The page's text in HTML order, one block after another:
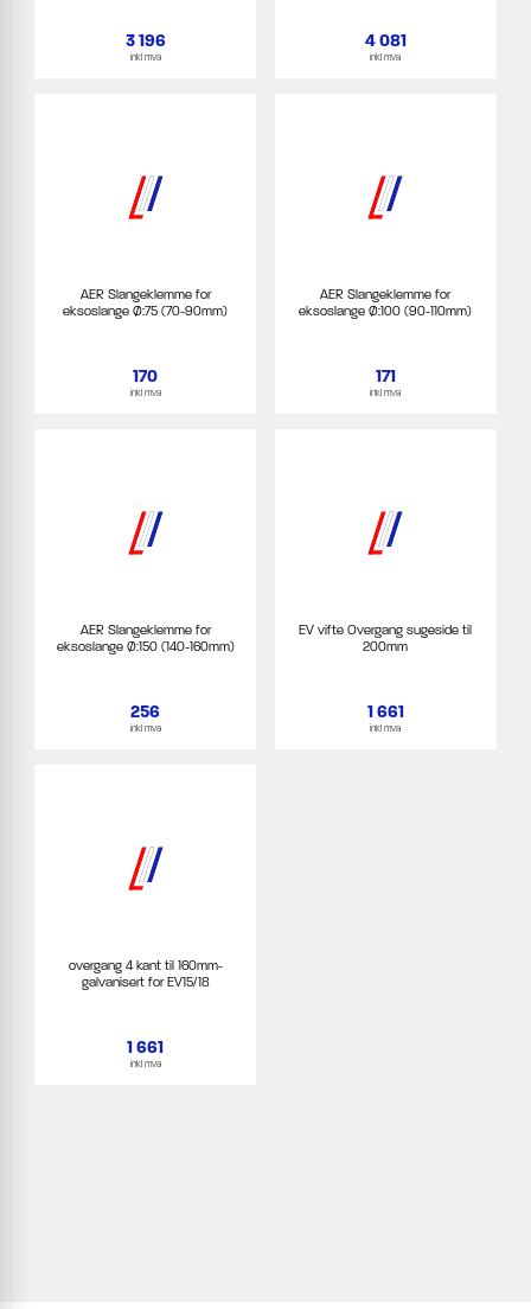
3 196
inkl mva
4 081
inkl mva
AER Slangeklemme for
eksoslange Ø:75 (70-90mm)
170
inkl mva
AER Slangeklemme for
eksoslange Ø:100 (90-110mm)
171
inkl mva
AER Slangeklemme for
eksoslange Ø:150 (140-160mm)
256
inkl mva
EV vifte Overgang sugeside til
200mm
1 661
inkl mva
overgang 4 kant til 160mm-
galvanisert for EV15/18
1 661
inkl mva